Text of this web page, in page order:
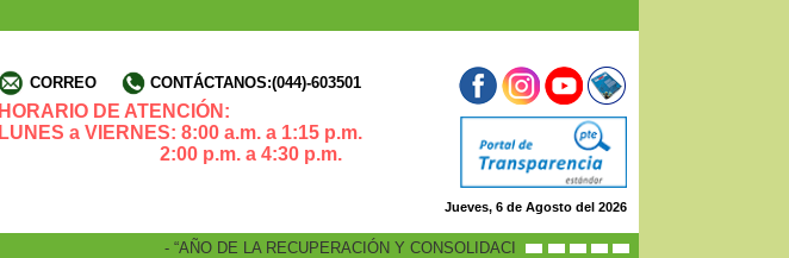
CORREO CONTÁCTANOS:(044)-603501
HORARIO DE ATENCIÓN:
LUNES a VIERNES: 8:00 a.m. a 1:15 p.m.
2:00 p.m. a 4:30 p.m.
Jueves, 6 de Agosto del 2026
- “AÑO DE LA RECUPERACIÓN Y CONSOLIDACIÓN DE LA ECONOMÍA PERUANA”